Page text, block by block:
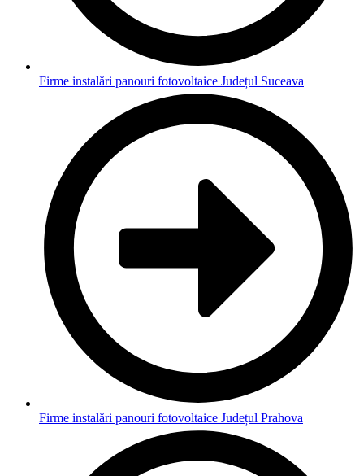
Firme instalări panouri fotovoltaice Județul Suceava
Firme instalări panouri fotovoltaice Județul Prahova